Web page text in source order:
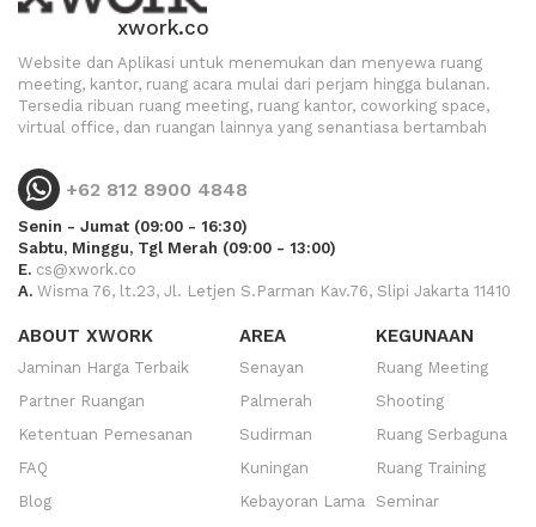
xwork.co
Website dan Aplikasi untuk menemukan dan menyewa ruang
meeting, kantor, ruang acara mulai dari perjam hingga bulanan.
Tersedia ribuan ruang meeting, ruang kantor, coworking space,
virtual office, dan ruangan lainnya yang senantiasa bertambah
+62 812 8900 4848
Senin - Jumat (09:00 - 16:30)
Sabtu, Minggu, Tgl Merah (09:00 - 13:00)
E. cs@xwork.co
A. Wisma 76, lt.23, Jl. Letjen S.Parman Kav.76, Slipi Jakarta 11410
ABOUT XWORK
Jaminan Harga Terbaik
Partner Ruangan
Ketentuan Pemesanan
FAQ
Blog
AREA
Senayan
Palmerah
Sudirman
Kuningan
Kebayoran Lama
KEGUNAAN
Ruang Meeting
Shooting
Ruang Serbaguna
Ruang Training
Seminar